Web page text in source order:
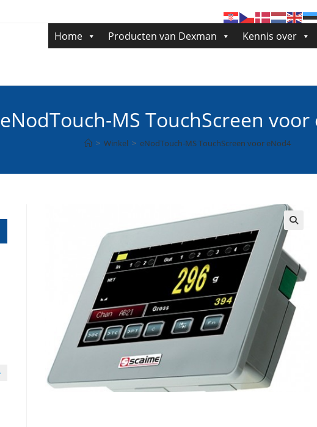
Home Producten van Dexman Kennis over
eNodTouch-MS TouchScreen voor
> Winkel > eNodTouch-MS TouchScreen voor eNod4